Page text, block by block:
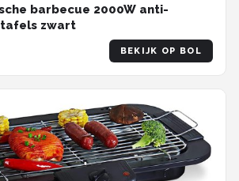
barbecue 2000W anti-
zwart
BEKIJK OP BOL